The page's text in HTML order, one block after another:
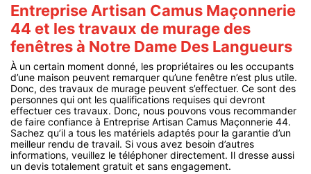
Entreprise Artisan Camus Maçonnerie
44 et les travaux de murage des
fenêtres à Notre Dame Des Langueurs
À un certain moment donné, les propriétaires ou les occupants
d’une maison peuvent remarquer qu’une fenêtre n’est plus utile.
Donc, des travaux de murage peuvent s’effectuer. Ce sont des
personnes qui ont les qualifications requises qui devront
effectuer ces travaux. Donc, nous pouvons vous recommander
de faire confiance à Entreprise Artisan Camus Maçonnerie 44.
Sachez qu’il a tous les matériels adaptés pour la garantie d’un
meilleur rendu de travail. Si vous avez besoin d’autres
informations, veuillez le téléphoner directement. Il dresse aussi
un devis totalement gratuit et sans engagement.